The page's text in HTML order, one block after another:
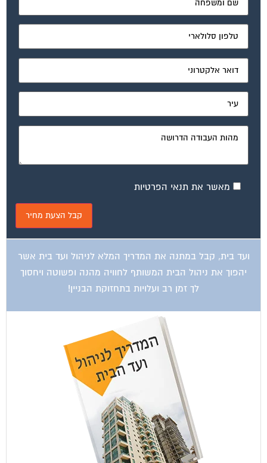
מאשר את תנאי הפרטיות
ועד בית, קבל במתנה את המדריך המלא לניהול ועד בית אשר
יהפוך את ניהול הבית המשותף לחוויה מהנה ופשוטה ויחסוך
לך זמן רב ועלויות בתחזוקת הבניין!